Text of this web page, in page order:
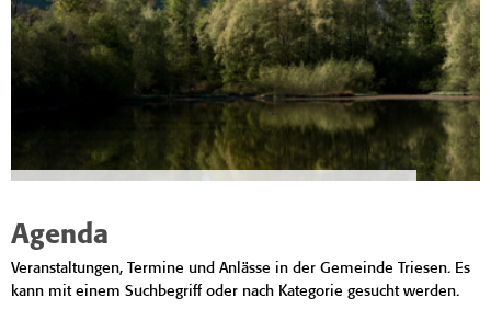
Agenda
Veranstaltungen, Termine und Anlässe in der Gemeinde Triesen. Es
kann mit einem Suchbegriff oder nach Kategorie gesucht werden.